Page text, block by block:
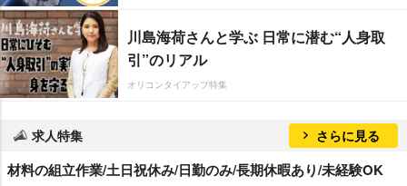
川島海荷さんと学ぶ 日常に潜む“人身取
引”のリアル
オリコンタイアップ特集
求人特集 さらに見る
材料の組立作業/土日祝休み/日勤のみ/長期休暇あり/未経験OK